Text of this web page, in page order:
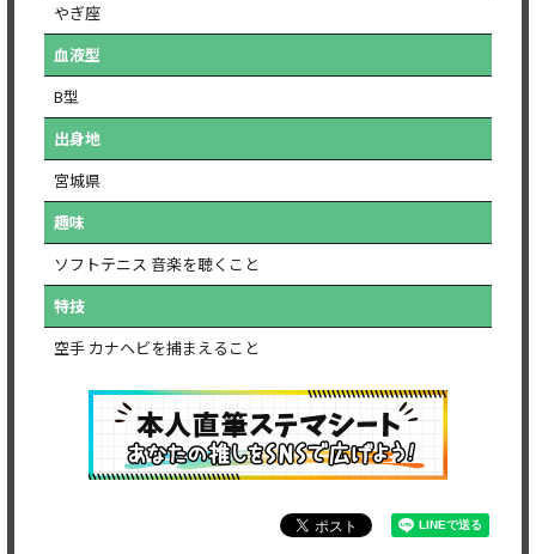
やぎ座
血液型
B型
出身地
宮城県
趣味
ソフトテニス 音楽を聴くこと
特技
空手 カナヘビを捕まえること